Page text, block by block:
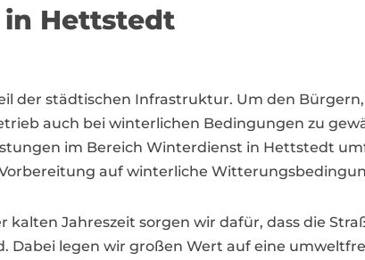
in Hettstedt
der städtischen Infrastruktur. Um den
auch bei winterlichen Bedingungen zu
im Bereich Winterdienst in Hettstedt
auf winterliche
Jahreszeit sorgen wir dafür, dass die
legen wir großen Wert auf eine